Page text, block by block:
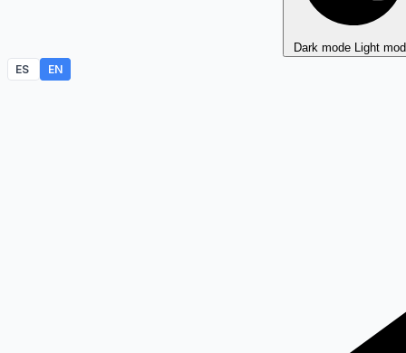
Dark mode Light
ES
EN